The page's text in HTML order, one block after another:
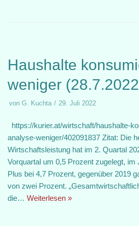
Haushalte
weniger
von G. Kuchta 29. Juli 2022
https://kurier.at/wirtschaft/haushalte-
analyse-weniger/402091837 Zitat: Die
Wirtschaftsleistung hat im 2. Quartal
Vorquartal um 0,5 Prozent zugelegt, im
Plus bei 4,7 Prozent, gegenüber 2019
von zwei Prozent.
die… Weiterlesen »